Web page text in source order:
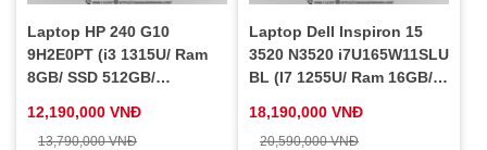
Laptop HP 240 G10
9H2E0PT (i3 1315U/ Ram
8GB/ SSD 512GB/
12,190,000 VNĐ
13,790,000 VNĐ
Laptop Dell Inspiron 15
3520 N3520 i7U165W11SLU
BL (I7 1255U/ Ram 16GB/
1Y/ Bạc)
18,190,000 VNĐ
20,590,000 VNĐ